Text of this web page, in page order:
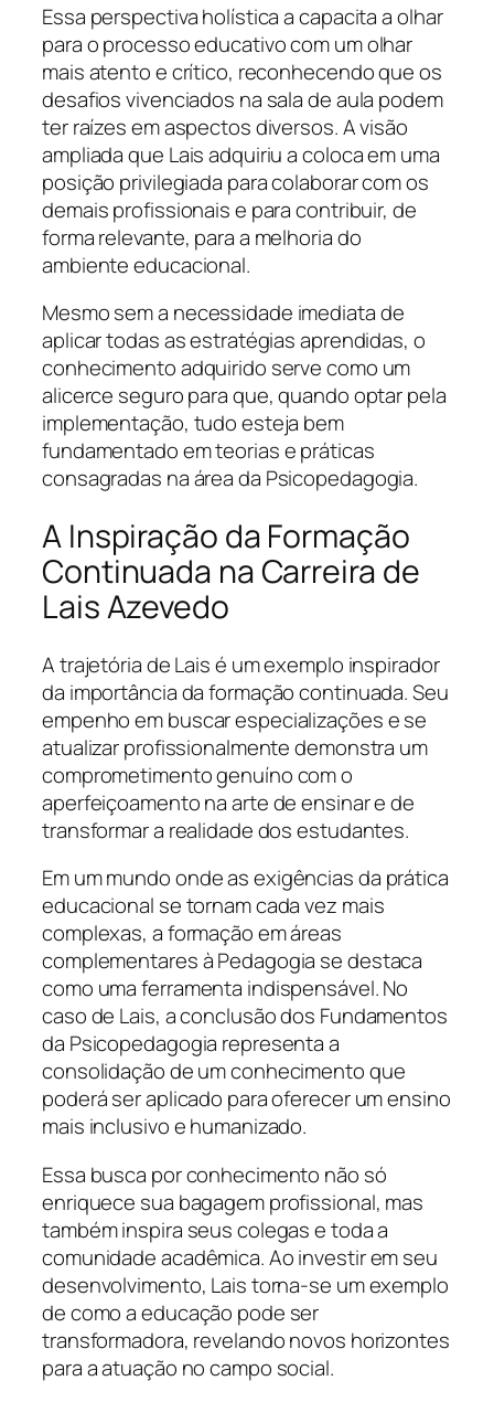
Essa perspectiva holística a capacita a olhar
para o processo educativo com um olhar
mais atento e crítico, reconhecendo que os
desafios vivenciados na sala de aula podem
ter raízes em aspectos diversos. A visão
ampliada que Lais adquiriu a coloca em uma
posição privilegiada para colaborar com os
demais profissionais e para contribuir, de
forma relevante, para a melhoria do
ambiente educacional.
Mesmo sem a necessidade imediata de
aplicar todas as estratégias aprendidas, o
conhecimento adquirido serve como um
alicerce seguro para que, quando optar pela
implementação, tudo esteja bem
fundamentado em teorias e práticas
consagradas na área da Psicopedagogia.
A Inspiração da Formação
Continuada na Carreira de
Lais Azevedo
A trajetória de Lais é um exemplo inspirador
da importância da formação continuada. Seu
empenho em buscar especializações e se
atualizar profissionalmente demonstra um
comprometimento genuíno com o
aperfeiçoamento na arte de ensinar e de
transformar a realidade dos estudantes.
Em um mundo onde as exigências da prática
educacional se tornam cada vez mais
complexas, a formação em áreas
complementares à Pedagogia se destaca
como uma ferramenta indispensável. No
caso de Lais, a conclusão dos Fundamentos
da Psicopedagogia representa a
consolidação de um conhecimento que
poderá ser aplicado para oferecer um ensino
mais inclusivo e humanizado.
Essa busca por conhecimento não só
enriquece sua bagagem profissional, mas
também inspira seus colegas e toda a
comunidade acadêmica. Ao investir em seu
desenvolvimento, Lais torna-se um exemplo
de como a educação pode ser
transformadora, revelando novos horizontes
para a atuação no campo social.